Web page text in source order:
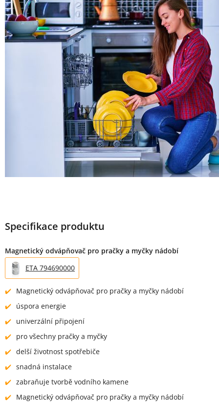
Specifikace produktu
Magnetický odvápňovač pro pračky a myčky nádobí
ETA 794690000
Magnetický odvápňovač pro pračky a myčky nádobí
úspora energie
univerzální připojení
pro všechny pračky a myčky
delší životnost spotřebiče
snadná instalace
zabraňuje tvorbě vodního kamene
Magnetický odvápňovač pro pračky a myčky nádobí